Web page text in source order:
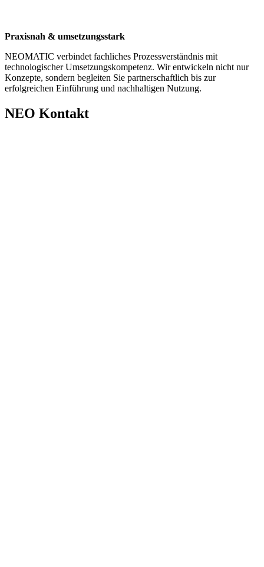
Praxisnah & umsetzungsstark
​NEOMATIC verbindet fachliches Prozessverständnis mit
technologischer Umsetzungskompetenz. Wir entwickeln nicht nur
Konzepte, sondern begleiten Sie partnerschaftlich bis zur
erfolgreichen Einführung und nachhaltigen Nutzung.
NEO Kontakt